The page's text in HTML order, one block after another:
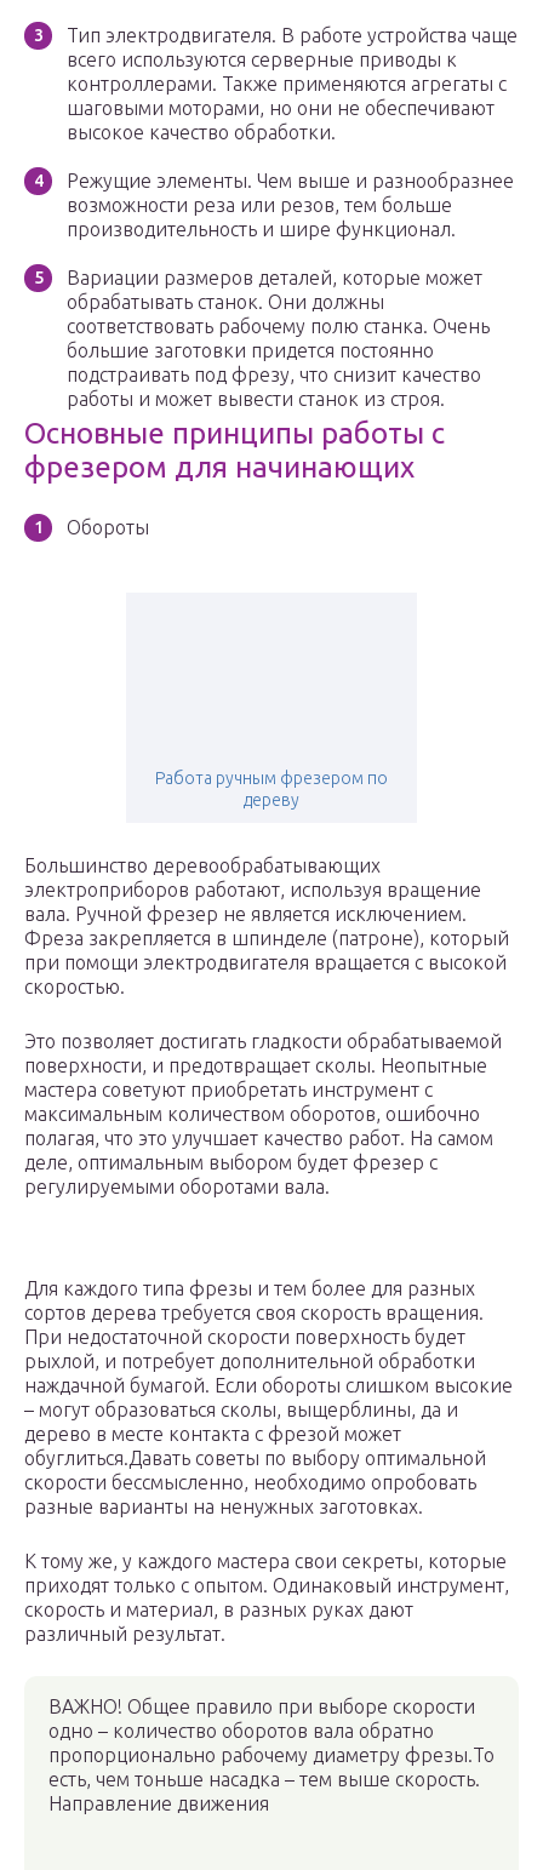
Тип электродвигателя. В работе устройства чаще
всего используются серверные приводы к
контроллерами. Также применяются агрегаты с
шаговыми моторами, но они не обеспечивают
высокое качество обработки.
Режущие элементы. Чем выше и разнообразнее
возможности реза или резов, тем больше
производительность и шире функционал.
Вариации размеров деталей, которые может
обрабатывать станок. Они должны
соответствовать рабочему полю станка. Очень
большие заготовки придется постоянно
подстраивать под фрезу, что снизит качество
работы и может вывести станок из строя.
Основные принципы работы с
фрезером для начинающих
Обороты
Работа ручным фрезером по
дереву
Большинство деревообрабатывающих
электроприборов работают, используя вращение
вала. Ручной фрезер не является исключением.
Фреза закрепляется в шпинделе (патроне), который
при помощи электродвигателя вращается с высокой
скоростью.
Это позволяет достигать гладкости обрабатываемой
поверхности, и предотвращает сколы. Неопытные
мастера советуют приобретать инструмент с
максимальным количеством оборотов, ошибочно
полагая, что это улучшает качество работ. На самом
деле, оптимальным выбором будет фрезер с
регулируемыми оборотами вала.
Для каждого типа фрезы и тем более для разных
сортов дерева требуется своя скорость вращения.
При недостаточной скорости поверхность будет
рыхлой, и потребует дополнительной обработки
наждачной бумагой. Если обороты слишком высокие
– могут образоваться сколы, выщерблины, да и
дерево в месте контакта с фрезой может
обуглиться.Давать советы по выбору оптимальной
скорости бессмысленно, необходимо опробовать
разные варианты на ненужных заготовках.
К тому же, у каждого мастера свои секреты, которые
приходят только с опытом. Одинаковый инструмент,
скорость и материал, в разных руках дают
различный результат.
ВАЖНО! Общее правило при выборе скорости
одно – количество оборотов вала обратно
пропорционально рабочему диаметру фрезы.То
есть, чем тоньше насадка – тем выше скорость.
Направление движения